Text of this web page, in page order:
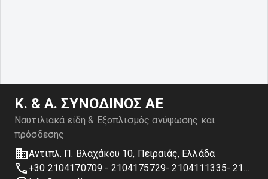
Κ. & Α. ΣΥΝΟΔΙΝΟΣ ΑΕ
Ναυτιλιακά είδη & Εξοπλισμός ανύψωσης και
πρόσδεσης
Αντιπλ. Π. Βλαχάκου 10, Πειραιάς, Ελλάδα
+30 2104170709 - 2104175729- 2104111335- 2104127501